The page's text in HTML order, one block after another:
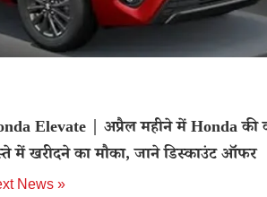
Elevate | अप्रैल महीने में Honda की
में खरीदने का मौका, जाने डिस्काउंट ऑफर
News »